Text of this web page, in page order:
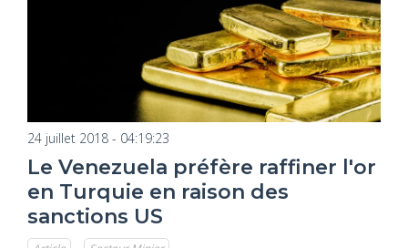
24 juillet 2018 - 04:19:23
Le Venezuela préfère raffiner l'or
en Turquie en raison des
sanctions US